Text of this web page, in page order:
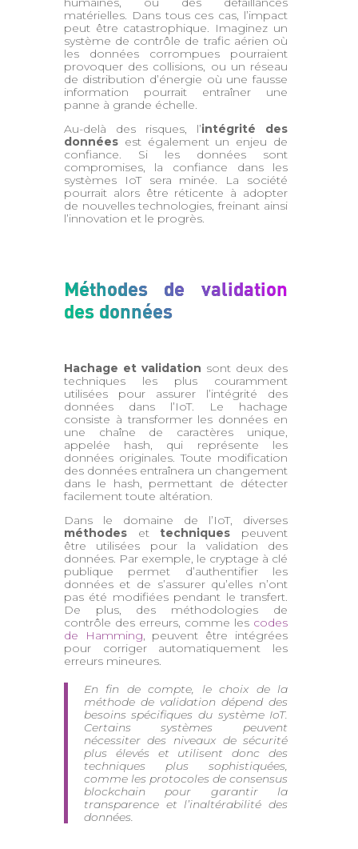
matérielles. Dans tous ces cas, l’impact
peut être catastrophique. Imaginez un
système de contrôle de trafic aérien où
les données corrompues pourraient
provoquer des collisions, ou un réseau
de distribution d’énergie où une fausse
information pourrait entraîner une
panne à grande échelle.
Au-delà des risques, l’intégrité des
donnéesest également un enjeu de
confiance. Si les données sont
compromises, la confiance dans les
systèmes IoT sera minée. La société
pourrait alors être réticente à adopter
de nouvelles technologies, freinant ainsi
l’innovation et le progrès.
Méthodes de validation
des données
Hachage et validation sont deux des
techniques les plus couramment
utilisées pour assurer l’intégrité des
données dans l’IoT. Le hachage
consiste à transformer les données en
une chaîne de caractères unique,
appelée hash, qui représente les
données originales. Toute modification
des données entraînera un changement
dans le hash, permettant de détecter
facilement toute altération.
Dans le domaine de l’IoT, diverses
méthodes ettechniques peuvent
être utilisées pour la validation des
données. Par exemple, le cryptage à clé
publique permet d’authentifier les
données et de s’assurer qu’elles n’ont
pas été modifiées pendant le transfert.
De plus, des méthodologies de
contrôle des erreurs, comme les codes
de Hamming, peuvent être intégrées
pour corriger automatiquement les
erreurs mineures.
En fin de compte, le choix de la
méthode de validation dépend des
besoins spécifiques du système IoT.
Certains systèmes peuvent
nécessiter des niveaux de sécurité
plus élevés et utilisent donc des
techniques plus sophistiquées,
comme les protocoles de consensus
blockchain pour garantir la
transparence et l’inaltérabilité des
données.